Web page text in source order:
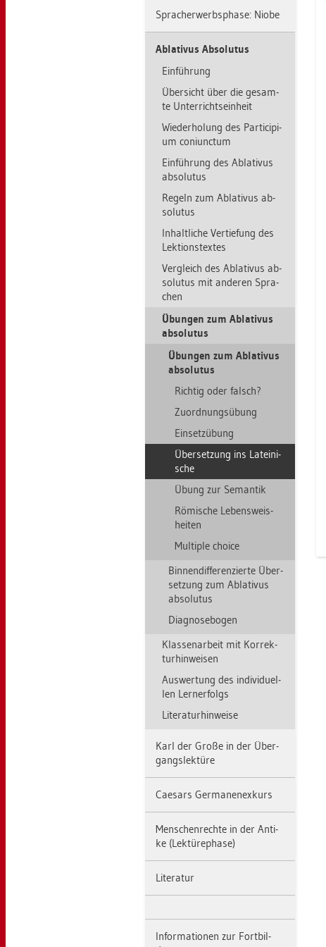
Sprach­er­werbs­pha­se: Niobe
Ab­la­ti­vus Ab­so­lu­tus
Ein­füh­rung
Über­sicht über die ge­sam­
te Un­ter­richts­ein­heit
Wie­der­ho­lung des Par­ti­ci­pi­
um co­ni­unc­tum
Ein­füh­rung des Ab­la­ti­vus
ab­so­lu­tus
Re­geln zum Ab­la­ti­vus ab­
so­lu­tus
In­halt­li­che Ver­tie­fung des
Lek­ti­ons­tex­tes
Ver­gleich des Ab­la­ti­vus ab­
so­lu­tus mit an­de­ren Spra­
chen
Übun­gen zum Ab­la­ti­vus
ab­so­lu­tus
Übun­gen zum Ab­la­ti­vus
ab­so­lu­tus
Rich­tig oder falsch?
Zu­ord­nungs­übung
Ein­setz­übung
Über­set­zung ins La­tei­ni­
sche
Übung zur Se­man­tik
Rö­mi­sche Le­bens­weis­
hei­ten
Mul­ti­ple choice
Bin­nen­dif­fe­ren­zier­te Über­
set­zung zum Ab­la­ti­vus
ab­so­lu­tus
Dia­gno­se­bo­gen
Klas­sen­ar­beit mit Kor­rek­
tur­hin­wei­sen
Aus­wer­tung des in­di­vi­du­el­
len Lern­er­folgs
Li­te­ra­tur­hin­wei­se
Karl der Große in der Über­
gangs­lek­tü­re
Cae­sars Ger­ma­nen­ex­kurs
Men­schen­rech­te in der An­ti­
ke (Lek­tü­re­pha­se)
Li­te­ra­tur
In­for­ma­tio­nen zur Fort­bil­